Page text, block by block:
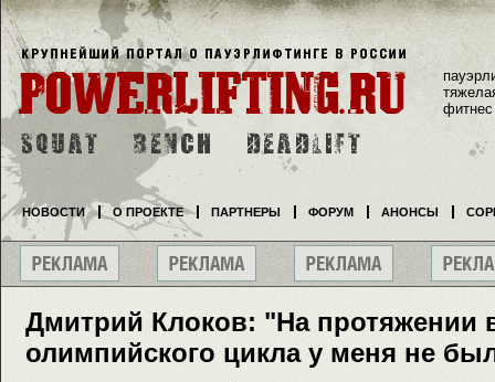
Дмитрий Клоков: "На протяжении
олимпийского цикла у меня не
фитнес
НОВОСТИ О ПРОЕКТЕ ПАРТНЕРЫ ФОРУМ АНОНСЫ